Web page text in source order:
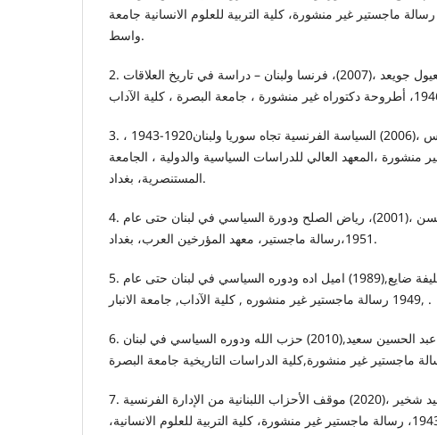
1975-1989، رسالة ماجستير غير منشورة، كلية التربية للعلوم الانسانية جامعة
واسط.
2. السراي، صالح جعيول جويعد ،(2007)، فرنسا ولبنان – دراسة في تاريخ العلاقات
3. الشمري، رائد عباس ،(2006) السياسة الفرنسية تجاه سوريا ولبنان1920-1943 ،
منشورة ،المعهد العالي للدراسات السياسية والدولية ، الجامعة
المستنصرية، بغداد.
4. العبيدي، سعد محسن ،(2001)، رياض الصلح ودورة السياسي في لبنان حتى عام
1951،رسالة ماجستير، معهد المؤرخين العرب، بغداد.
5. المحلاوي، ياسر حمد خليفة ضايع,(1989) اميل اده ودوره السياسي في لبنان حتى عام
,1949 رسالة ماجستير غير منشوره , كلية الآداب, جامعة الانبار .
6. النصر الله ،احمد عبد الحسين سعيد,(2010) حزب الله ودوره السياسي في لبنان
7. الهاشمي ،محمد سعيد شخير ،(2020) موقف الأحزاب اللبنانية من الإدارة الفرنسية
في لبنان 1920-1943، رسالة ماجستير غير منشورة، كلية التربية للعلوم الانسانية،